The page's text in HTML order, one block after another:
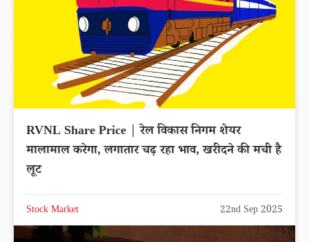
RVNL Share Price | रेल विकास निगम शेयर
मालामाल करेगा, लगातार चढ़ रहा भाव, खरीदने की मची है
लूट
Stock Market 22nd Sep 2025